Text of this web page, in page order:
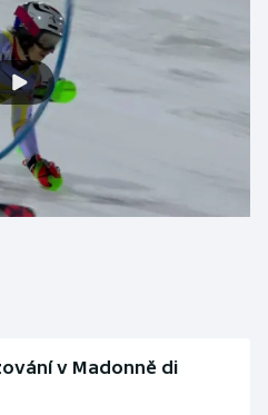
v Madonně di